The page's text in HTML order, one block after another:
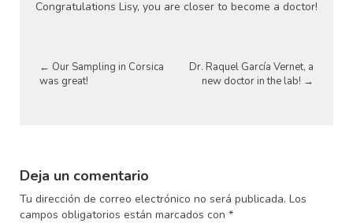
Congratulations Lisy, you are closer to become a doctor!
N
e
g
← Our Sampling in Corsica
was great!
Dr. Raquel García Vernet, a
new doctor in the lab! →
Deja un comentario
Tu dirección de correo electrónico no será publicada. Los
campos obligatorios están marcados con *